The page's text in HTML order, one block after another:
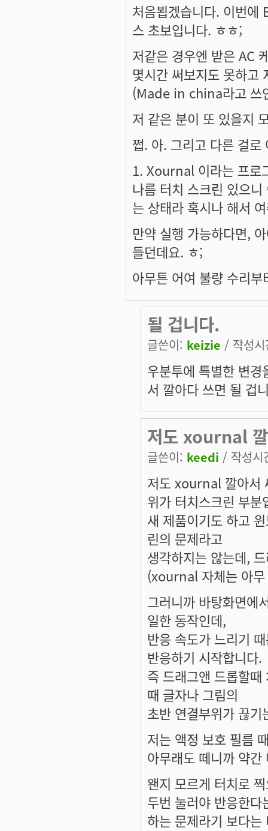
처음뵙겠습니다. 이번에
스 초보입니다. ㅎㅎ;
저같은 경우엔 받은 AC
몇시간 써보지도 못하고
(Made in china라고 쓰
저 같은 분이 또 있을지
쩝. 아. 그리고 다른 걸로
1. Xournal 이라는 프로
나름 터치 스크린 있으
는 상태라 혹시나 해서
만약 실행 가능하다면,
들던데요. ㅎ;
아무튼 어여 불량 수리
될 겁니다.
글쓴이: keizie / 작성
우분투에 특별한 변
서 깔아다 쓰면 될 겁
저도 xournal
글쓴이: keedi / 작성
저도 xournal 깔아서
위가 터치스크린 부분
새 제품이기도 하고
린의 문제라고
생각하지는 않는데,
(xournal 자체는 아무
그러니까 바탕화면에
일한 동작인데,
반응 속도가 느리기
반응하기 시작합니다.
즉 드래그앤 드롭할
때 글자나 그림의
초반 연결부위가 끊
저는 액정 보호 필름
아무래도 떼니까 약
왠지 모르게 터치로
두번 눌러야 반응한
하는 문제라기 보다